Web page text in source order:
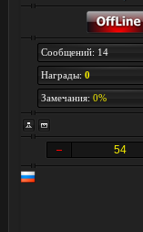
Сообщений: 14
Награды: 0
Замечания: 0%
54